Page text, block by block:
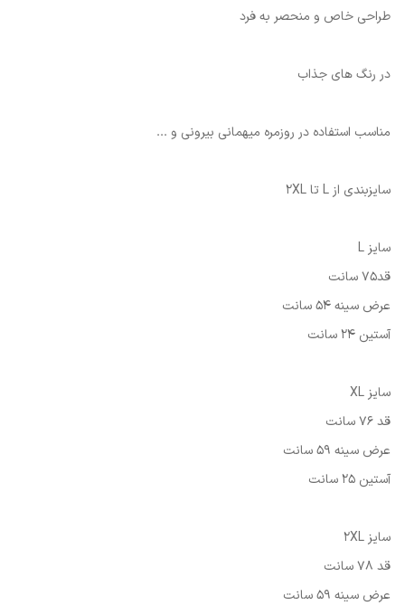
طراحی خاص و منحصر به فرد
در رنگ های جذاب
مناسب استفاده در روزمره میهمانی بیرونی و ...
سایزبندی از L تا 2XL
سایز L
قد75 سانت
عرض سینه 54 سانت
آستین 24 سانت
سایز XL
قد 76 سانت
عرض سینه 59 سانت
آستین 25 سانت
سایز 2XL
قد 78 سانت
عرض سینه 59 سانت